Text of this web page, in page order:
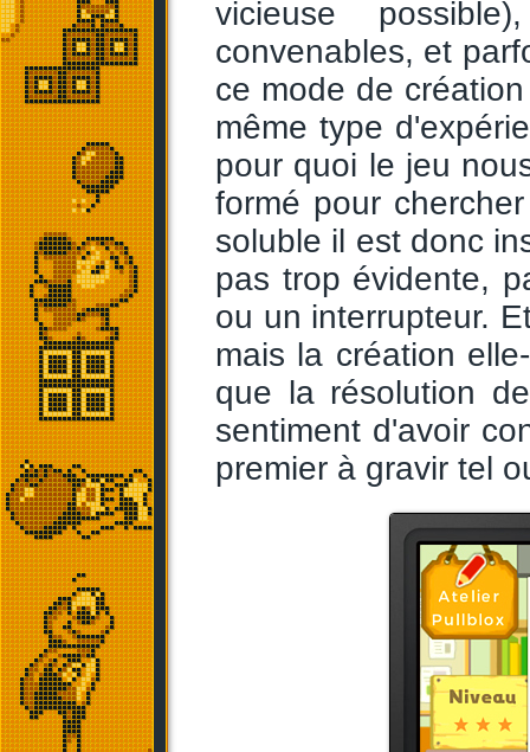
vicieuse
convenables, et
ce mode de
même type
pour quoi le jeu
formé pour
soluble il est donc
pas trop évidente,
ou un interrupteur.
mais la création
que la résolution
sentiment d'avoir
premier à gravir tel